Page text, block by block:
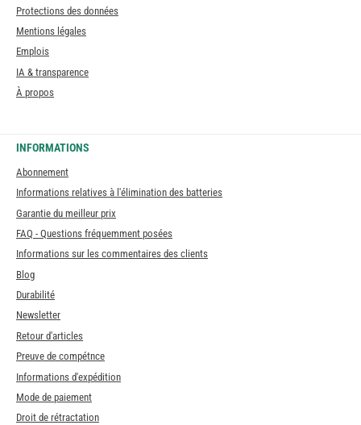
Protections des données
Mentions légales
Emplois
IA & transparence
À propos
INFORMATIONS
Abonnement
Informations relatives à l'élimination des batteries
Garantie du meilleur prix
FAQ - Questions fréquemment posées
Informations sur les commentaires des clients
Blog
Durabilité
Newsletter
Retour d'articles
Preuve de compétnce
Informations d'expédition
Mode de paiement
Droit de rétractation